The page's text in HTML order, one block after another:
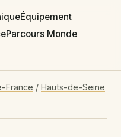
Équipement
Parcours Monde
France / Hauts-de-Seine